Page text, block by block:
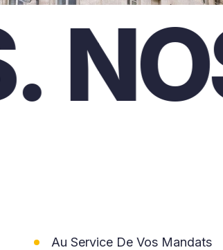
Au Service De Vos Mandats